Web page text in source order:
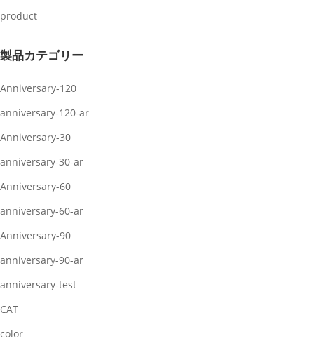
product
製品カテゴリー
Anniversary-120
anniversary-120-ar
Anniversary-30
anniversary-30-ar
Anniversary-60
anniversary-60-ar
Anniversary-90
anniversary-90-ar
anniversary-test
CAT
color